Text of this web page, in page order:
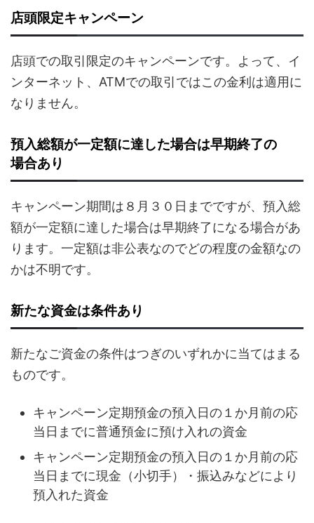
店頭限定キャンペーン
店頭での取引限定のキャンペーンです。よって、イ
ンターネット、ATMでの取引ではこの金利は適用に
なりません。
預入総額が一定額に達した場合は早期終了の
場合あり
キャンペーン期間は８月３０日までですが、預入総
額が一定額に達した場合は早期終了になる場合があ
ります。一定額は非公表なのでどの程度の金額なの
かは不明です。
新たな資金は条件あり
新たなご資金の条件はつぎのいずれかに当てはまる
ものです。
キャンペーン定期預金の預入日の１か月前の応
当日までに普通預金に預け入れの資金
キャンペーン定期預金の預入日の１か月前の応
当日までに現金（小切手）・振込みなどにより
預入れた資金